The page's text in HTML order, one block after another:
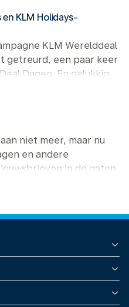
KLM Holidays-
KLM Werelddeal
getreurd, een paar keer
Dagen. En gelukkig
bij KLM!
niet meer, maar nu
en andere
in de gaten,
eerste op de hoogte